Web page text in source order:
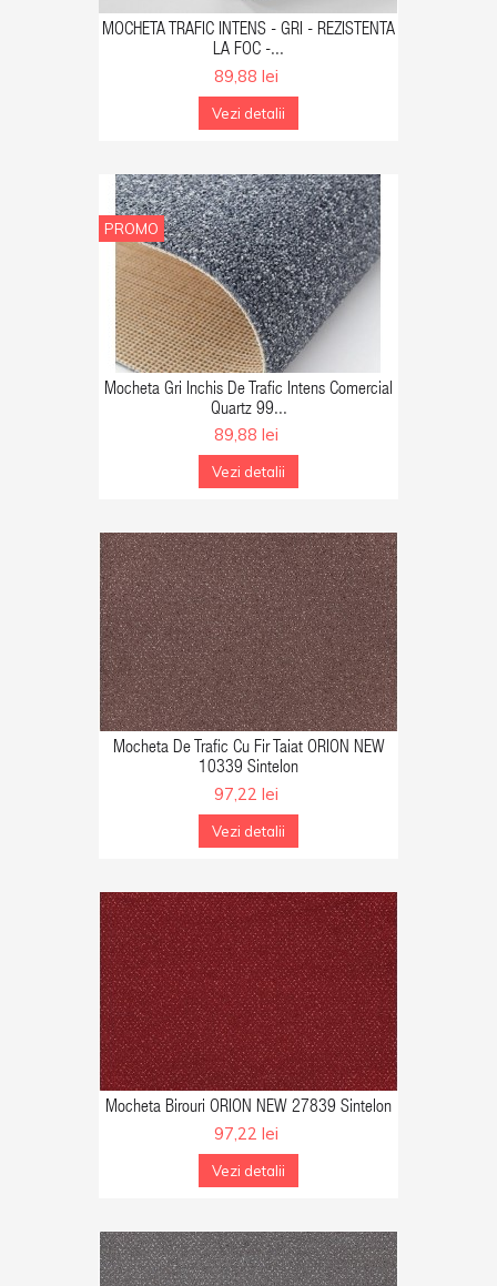
MOCHETA TRAFIC INTENS - GRI - REZISTENTA
LA FOC -...
89,88 lei
Vezi detalii
PROMO
Mocheta Gri Inchis De Trafic Intens Comercial
Quartz 99...
89,88 lei
Vezi detalii
Mocheta De Trafic Cu Fir Taiat ORION NEW
10339 Sintelon
97,22 lei
Vezi detalii
Mocheta Birouri ORION NEW 27839 Sintelon
97,22 lei
Vezi detalii